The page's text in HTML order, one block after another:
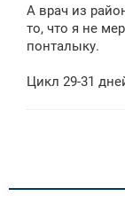
А врач из
то, что я не
понталыку.
Цикл 29-31